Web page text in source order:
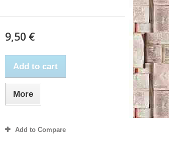
9,50 €
Add to cart
More
Add to Compare